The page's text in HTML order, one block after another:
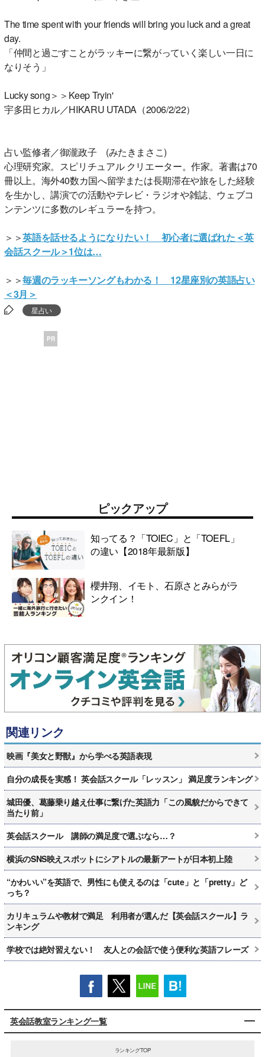
The time spent with your friends will bring you luck and a great
day.
「仲間と過ごすことがラッキーに繋がっていく楽しい一日に
なりそう」
Lucky song＞＞Keep Tryin'
宇多田ヒカル／HIKARU UTADA（2006/2/22）
占い監修者／御瀧政子 (みたきまさこ)
心理研究家。スピリチュアル クリエーター。作家。著書は70
冊以上。海外40数カ国へ留学または長期滞在や旅をした経験
を生かし、講演での活動やテレビ・ラジオや雑誌、ウェブコ
ンテンツに多数のレギュラーを持つ。
＞＞英語を話せるようになりたい！ 初心者に選ばれた＜英
会話スクール＞1位は…
＞＞毎週のラッキーソングもわかる！ 12星座別の英語占い
＜3月＞
星占い
PR
ピックアップ
知ってる？「TOIEC」と「TOEFL」
の違い【2018年最新版】
櫻井翔、イモト、石原さとみらがラ
ンクイン！
関連リンク
映画『美女と野獣』から学べる英語表現
自分の成長を実感！ 英会話スクール「レッスン」 満足度ランキング
城田優、葛藤乗り越え仕事に繋げた英語力「この風貌だからできて
当たり前」
英会話スクール 講師の満足度で選ぶなら…？
横浜のSNS映えスポットにシアトルの最新アートが日本初上陸
“かわいい”を英語で、男性にも使えるのは「cute」と「pretty」ど
っち？
カリキュラムや教材で満足 利用者が選んだ【英会話スクール】ラ
ンキング
学校では絶対習えない！ 友人との会話で使う便利な英語フレーズ
英会話教室ランキング一覧
ランキングTOP